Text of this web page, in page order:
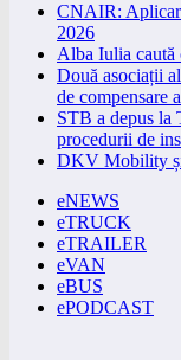
CNAIR:
2026
Alba Iulia caută
Două asociații
de compensare
STB a depus la
procedurii de
DKV Mobility și
eNEWS
eTRUCK
eTRAILER
eVAN
eBUS
ePODCAST